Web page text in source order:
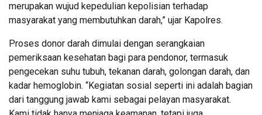
merupakan wujud kepedulian kepolisian terhadap
masyarakat yang membutuhkan darah,” ujar Kapolres.
Proses donor darah dimulai dengan serangkaian
pemeriksaan kesehatan bagi para pendonor, termasuk
pengecekan suhu tubuh, tekanan darah, golongan darah, dan
kadar hemoglobin. “Kegiatan sosial seperti ini adalah bagian
dari tanggung jawab kami sebagai pelayan masyarakat.